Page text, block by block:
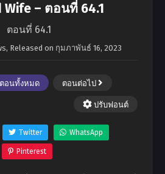
Wife – ตอนที่ 64.1
ตอนที่ 64.1
, Released on กุมภาพันธ์ 16, 2023
ตอนทั้งหมด ตอนต่อไป
ปรับฟอนต์
Twitter WhatsApp
Pinterest